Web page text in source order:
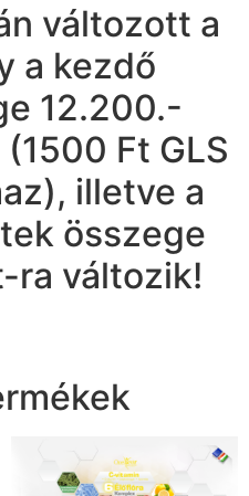
változott a
a kezdő
12.200.-
Ft GLS
illetve a
összege
ra változik!